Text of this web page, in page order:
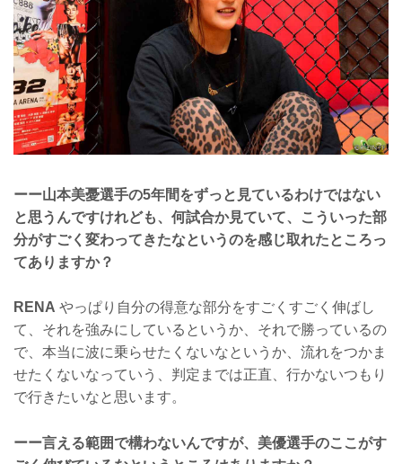
ーー山本美憂選手の5年間をずっと見ているわけではない
と思うんですけれども、何試合か見ていて、こういった部
分がすごく変わってきたなというのを感じ取れたところっ
てありますか？
RENA やっぱり自分の得意な部分をすごくすごく伸ばし
て、それを強みにしているというか、それで勝っているの
で、本当に波に乗らせたくないなというか、流れをつかま
せたくないなっていう、判定までは正直、行かないつもり
で行きたいなと思います。
ーー言える範囲で構わないんですが、美優選手のここがす